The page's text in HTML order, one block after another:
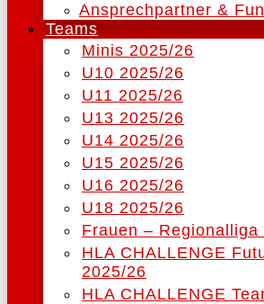
Ansprechpartner &
Teams
Minis 2025/26
U10 2025/26
U11 2025/26
U13 2025/26
U14 2025/26
U15 2025/26
U16 2025/26
U18 2025/26
Frauen – Regionalliga
HLA CHALLENGE
2025/26
HLA CHALLENGE